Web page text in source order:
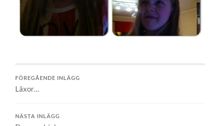
FÖREGÅENDE INLÄGG
Läxor…
NÄSTA INLÄGG